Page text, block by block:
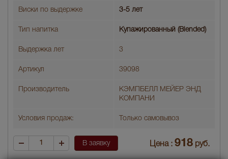
Виски по выдержке 3-5 лет
Тип напитка Купажированный (Blended)
Выдержка лет 3
Артикул 39098
Производитель
КЭМПБЕЛЛ МЕЙЕР ЭНД
КОМПАНИ
Условия продаж: Только самовывоз
В заявку Цена : 918 руб.